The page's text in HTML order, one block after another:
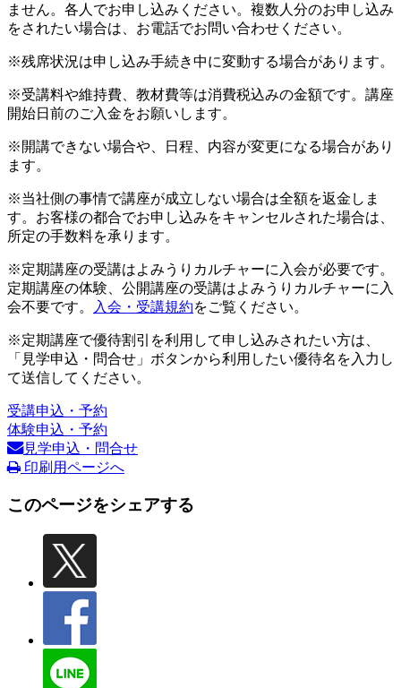
ません。各人でお申し込みください。複数人分のお申し込み
をされたい場合は、お電話でお問い合わせください。
※残席状況は申し込み手続き中に変動する場合があります。
※受講料や維持費、教材費等は消費税込みの金額です。講座
開始日前のご入金をお願いします。
※開講できない場合や、日程、内容が変更になる場合があり
ます。
※当社側の事情で講座が成立しない場合は全額を返金しま
す。お客様の都合でお申し込みをキャンセルされた場合は、
所定の手数料を承ります。
※定期講座の受講はよみうりカルチャーに入会が必要です。
定期講座の体験、公開講座の受講はよみうりカルチャーに入
会不要です。
入会・受講規約をご覧ください。
※定期講座で優待割引を利用して申し込みされたい方は、
「見学申込・問合せ」ボタンから利用したい優待名を入力し
て送信してください。
受講申込・予約
体験申込・予約
見学申込・問合せ
印刷用ページへ
このページをシェアする